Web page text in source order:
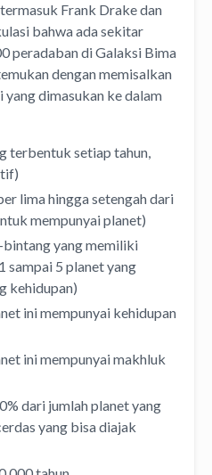
Frank Drake dan
bahwa ada sekitar
peradaban di Galaksi Bima
dengan memisalkan
dimasukan ke dalam
terbentuk setiap tahun,
lima hingga setengah dari
mempunyai planet)
yang memiliki
sampai 5 planet yang
kehidupan)
ini mempunyai kehidupan
ini mempunyai makhluk
dari jumlah planet yang
yang bisa diajak